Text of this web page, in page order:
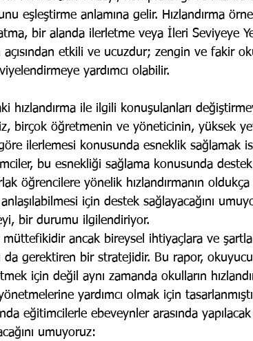
eşleştirme anlamına gelir. Hızlandırma
bir alanda ilerletme veya İleri Seviyeye
açısından etkili ve ucuzdur; zengin ve fakir
yardımcı olabilir.
hızlandırma ile ilgili konuşulanları
birçok öğretmenin ve yöneticinin, yüksek
ilerlemesi konusunda esneklik sağlamak
bu esnekliği sağlama konusunda
öğrencilere yönelik hızlandırmanın
için destek sağlayacağını
bir durumu ilgilendiriyor.
ancak bireysel ihtiyaçlara ve
da gerektiren bir stratejidir. Bu rapor,
için değil aynı zamanda okulların
yardımcı olmak için
eğitimcilerle ebeveynler arasında
umuyoruz: